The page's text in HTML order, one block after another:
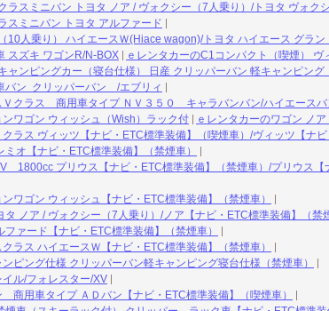
ラスミニバン トヨタ ノア / ヴォクシー（7人乗り）/トヨタ ヴォク
スミニバン トヨタ アルファード
10人乗り） ハイエースＷ(Hiace wagon)/トヨタ ハイエース グラン
スズキ ワゴンR/N-BOX
ｅレンタカーのC1コンパクト（喫煙） ヴ
ャンピングカー（寝台仕様） 日産 クリッパーバン 軽キャンピング
バン クリッパーバン /エブリィ
Ｖクラス 商用車タイプ ＮＶ３５０ キャラバンバン/ハイエース
ワゴン ウィッシュ（Wish）ラック付
ｅレンタカーのワゴン ノ
ラス ヴィッツ【ナビ・ETC標準装備】（喫煙車）/ヴィッツ【ナビ
オ【ナビ・ETC標準装備】（禁煙車）
1800cc プリウス【ナビ・ETC標準装備】（禁煙車）/プリウス【
ワゴン ウィッシュ【ナビ・ETC標準装備】（禁煙車）
タ ノア / ヴォクシー（7人乗り）/ノア【ナビ・ETC標準装備】（禁
ファード【ナビ・ETC標準装備】（禁煙車）
ラス ハイエースＷ【ナビ・ETC標準装備】（禁煙車）
ピング仕様 クリッパーバン軽キャンピング寝台仕様（禁煙車）
ル/フォレスター/XV
商用車タイプ ＡＤバン【ナビ・ETC標準装備】（喫煙車）